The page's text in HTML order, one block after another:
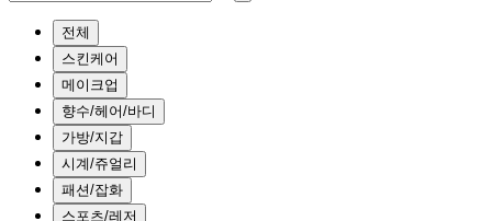
전체
스킨케어
메이크업
향수/헤어/바디
가방/지갑
시계/쥬얼리
패션/잡화
스포츠/레저